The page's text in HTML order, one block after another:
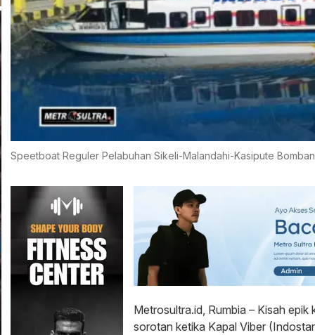
Speetboat Reguler Pelabuhan Sikeli-Malandahi-Kasipute
Metrosultra.id, Rumbia – Kisah
sorotan ketika Kapal Viber